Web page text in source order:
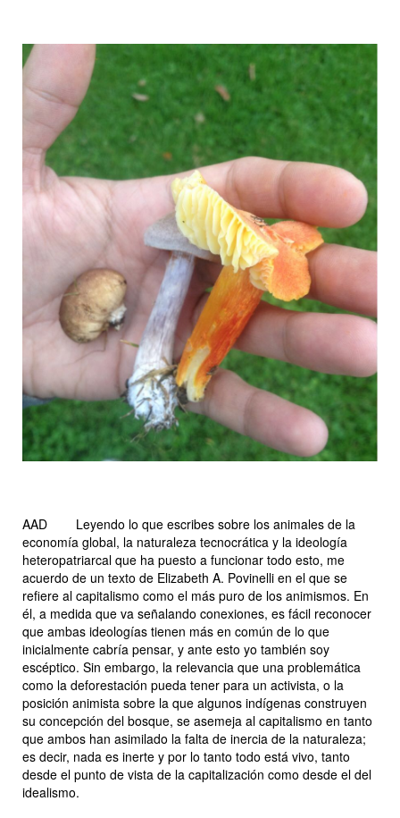
AAD Leyendo lo que escribes sobre los animales de la
economía global, la naturaleza tecnocrática y la ideología
heteropatriarcal que ha puesto a funcionar todo esto, me
acuerdo de un texto de Elizabeth A. Povinelli en el que se
refiere al capitalismo como el más puro de los animismos. En
él, a medida que va señalando conexiones, es fácil reconocer
que ambas ideologías tienen más en común de lo que
inicialmente cabría pensar, y ante esto yo también soy
escéptico. Sin embargo, la relevancia que una problemática
como la deforestación pueda tener para un activista, o la
posición animista sobre la que algunos indígenas construyen
su concepción del bosque, se asemeja al capitalismo en tanto
que ambos han asimilado la falta de inercia de la naturaleza;
es decir, nada es inerte y por lo tanto todo está vivo, tanto
desde el punto de vista de la capitalización como desde el del
idealismo.